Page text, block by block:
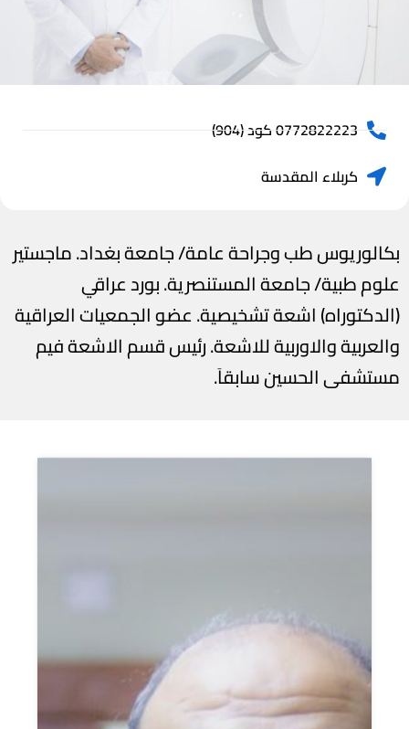
0772822223 كود (904)
كربلاء المقدسة
بكالوريوس طب وجراحة عامة/ جامعة بغداد. ماجستير
علوم طبية/ جامعة المستنصرية. بورد عراقي
(الدكتوراه) اشعة تشخيصية. عضو الجمعيات العراقية
والعربية والاوربية للاشعة. رئيس قسم الاشعة فيم
مستشفى الحسين سابقاَ.